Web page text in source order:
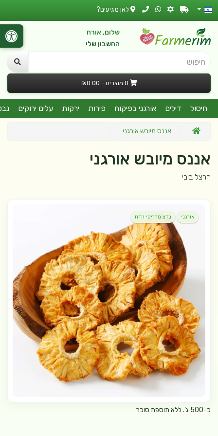
לאן מגיעים?
שלום, אורח
החשבון שלי
חיפוש
0 מוצרים - ₪0.00
חיסול דילים אורגני בפיקוח פירות ירקות עלים ירוקים
אננס מיובש אורגני
אננס מיובש אורגני
הרצל ביבי
אורגני בדצ מחזיקי הדת
כ-500 ג'. ללא תוספת סוכר